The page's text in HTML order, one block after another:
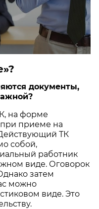
документы,
на форме
приеме на
ТК
собой,
работник
виде. Оговорок
затем
можно
виде. Это